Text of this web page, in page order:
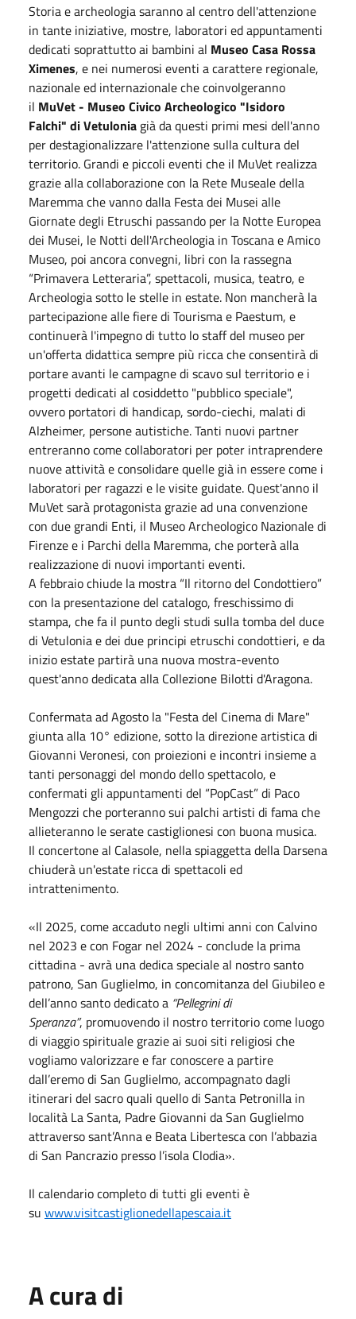
Storia e archeologia saranno al centro dell'attenzione
in tante iniziative, mostre, laboratori ed appuntamenti
dedicati soprattutto ai bambini al Museo Casa Rossa
Ximenes, e nei numerosi eventi a carattere regionale,
nazionale ed internazionale che coinvolgeranno
il MuVet - Museo Civico Archeologico "Isidoro
Falchi" di Vetulonia già da questi primi mesi dell'anno
per destagionalizzare l'attenzione sulla cultura del
territorio. Grandi e piccoli eventi che il MuVet realizza
grazie alla collaborazione con la Rete Museale della
Maremma che vanno dalla Festa dei Musei alle
Giornate degli Etruschi passando per la Notte Europea
dei Musei, le Notti dell'Archeologia in Toscana e Amico
Museo, poi ancora convegni, libri con la rassegna
“Primavera Letteraria”, spettacoli, musica, teatro, e
Archeologia sotto le stelle in estate. Non mancherà la
partecipazione alle fiere di Tourisma e Paestum, e
continuerà l'impegno di tutto lo staff del museo per
un'offerta didattica sempre più ricca che consentirà di
portare avanti le campagne di scavo sul territorio e i
progetti dedicati al cosiddetto "pubblico speciale",
ovvero portatori di handicap, sordo-ciechi, malati di
Alzheimer, persone autistiche. Tanti nuovi partner
entreranno come collaboratori per poter intraprendere
nuove attività e consolidare quelle già in essere come i
laboratori per ragazzi e le visite guidate. Quest'anno il
MuVet sarà protagonista grazie ad una convenzione
con due grandi Enti, il Museo Archeologico Nazionale di
Firenze e i Parchi della Maremma, che porterà alla
realizzazione di nuovi importanti eventi.
A febbraiochiude la mostra “Il ritorno del Condottiero”
con la presentazione del catalogo, freschissimo di
stampa, che fa il punto degli studi sulla tomba del duce
di Vetulonia e dei due principi etruschi condottieri, e da
inizio estate partirà una nuova mostra-evento
quest'anno dedicata alla Collezione Bilotti d'Aragona.
Confermata adAgosto la "Festa del Cinema di Mare"
giunta alla 10° edizione, sotto la direzione artistica di
Giovanni Veronesi, con proiezioni e incontri insieme a
tanti personaggi del mondo dello spettacolo, e
confermati gli appuntamenti del “PopCast” di Paco
Mengozzi che porteranno sui palchi artisti di fama che
allieteranno le serate castiglionesi con buona musica.
Il concertone al Calasole, nella spiaggetta della Darsena
chiuderà un'estate ricca di spettacoli ed
intrattenimento.
«Il 2025, come accaduto negli ultimi anni con Calvino
nel 2023 e con Fogar nel 2024 - conclude la prima
cittadina - avrà una dedica speciale al nostro santo
patrono, San Guglielmo, in concomitanza del Giubileo e
dell’anno santo dedicato a “Pellegrini di
Speranza”, promuovendo il nostro territorio come luogo
di viaggio spirituale grazie ai suoi siti religiosi che
vogliamo valorizzare e far conoscere a partire
dall’eremo di San Guglielmo, accompagnato dagli
itinerari del sacro quali quello di Santa Petronilla in
località La Santa, Padre Giovanni da San Guglielmo
attraverso sant’Anna e Beata Libertesca con l’abbazia
di San Pancrazio presso l’isola Clodia».
Il calendario completo di tutti gli eventi è
su www.visitcastiglionedellapescaia.it
A cura di